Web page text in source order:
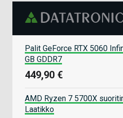
Palit GeForce RTX 5060
GB GDDR7
449,90 €
AMD Ryzen 7 5700X
Laatikko